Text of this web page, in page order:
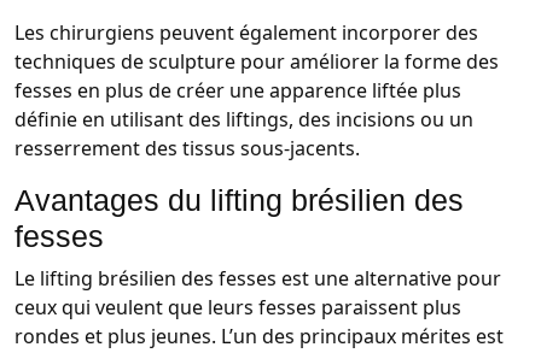
Les chirurgiens peuvent également incorporer des
techniques de sculpture pour améliorer la forme des
fesses en plus de créer une apparence liftée plus
définie en utilisant des liftings, des incisions ou un
resserrement des tissus sous-jacents.
Avantages du lifting brésilien des
fesses
Le lifting brésilien des fesses est une alternative pour
ceux qui veulent que leurs fesses paraissent plus
rondes et plus jeunes. L’un des principaux mérites est